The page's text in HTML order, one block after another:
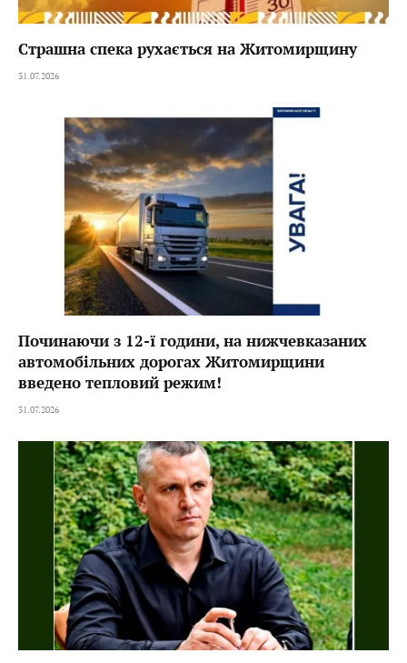
Страшна спека рухається на Житомирщину
31.07.2026
Починаючи з 12-ї години, на нижчевказаних
автомобільних дорогах Житомирщини
введено тепловий режим!
31.07.2026